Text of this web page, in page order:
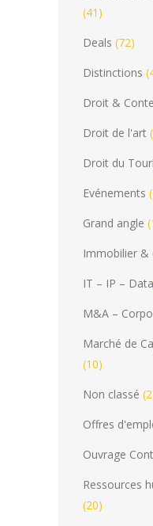
(41)
Deals (72)
Distinctions
Droit &
Droit de l'art
Droit du
Evénements
Grand angle
Immobilier &
IT – IP – Data
M&A –
Marché de
(10)
Non classé
Offres
Ouvrage
Ressources
(20)